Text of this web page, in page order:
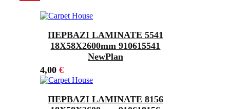
ΠΕΡΒΑΖΙ LAMINATE 5541
18Χ58X2600mm 910615541
NewPlan
4,00 €
ΠΕΡΒΑΖΙ LAMINATE 8156